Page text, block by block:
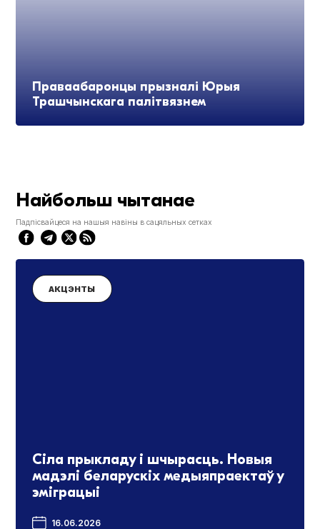
Праваабаронцы прызналі Юрыя
Трашчынскага палітвязнем
Найбольш чытанае
Падпісвайцеся на нашыя навіны в сацяльных сетках
АКЦЭНТЫ
Сіла прыкладу і шчырасць. Новыя
мадэлі беларускіх медыяпраектаў у
эміграцыі
16.06.2026